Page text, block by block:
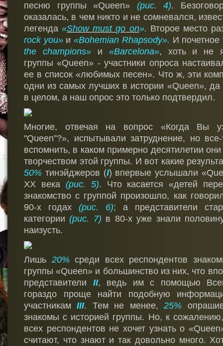
песню группы «Queen» (рис. 4).
оказалась, в чем никто и не сомневался,
легенда«Show must go on». Второе место
rock you» и«Bohemian Rhapsody». И почетное
the
champions» и «Barcelona», хоть и не
группы «Queen» - участники опроса
ее в список «любимых песен». Что ж, эти
одни из самых лучших в истории «Queen», да
в целом, а наш опрос это только подтвердил.
Многие, отвечая на вопрос «Когда Вы
"Queen”?», испытывали затруднение, но
вспомнить, в каком примерно десятилетии
творчеством этой группы. И вот какие
50% тинэйджеров (I) впервые услышали
ХХ века (рис. 5). Что касается «детей
знакомство с группой произошло, как
90-х годах (рис. 6); а представители
категории(рис. 7) в 80-х уже знали
наизусть.
Лишь 20%среди всех респондентов
группы «Queen» и большинство из них, что
представители II, ведь им с помощью
гораздо проще найти подобную
участникамIII. Тем не менее,25%
знакомы с историей группы. Но, к
всех респондентов не хочет узнать о
считают, что знают и так довольно много.